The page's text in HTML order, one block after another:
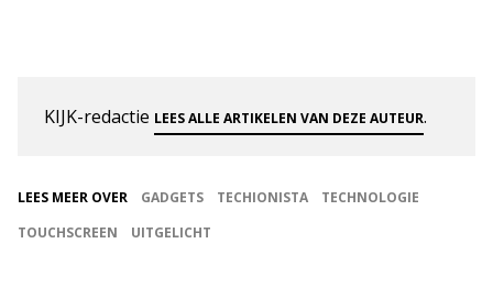
KIJK-redactie LEES ALLE ARTIKELEN VAN DEZE AUTEUR.
LEES MEER OVER GADGETS TECHIONISTA
TECHNOLOGIE
TOUCHSCREEN
UITGELICHT